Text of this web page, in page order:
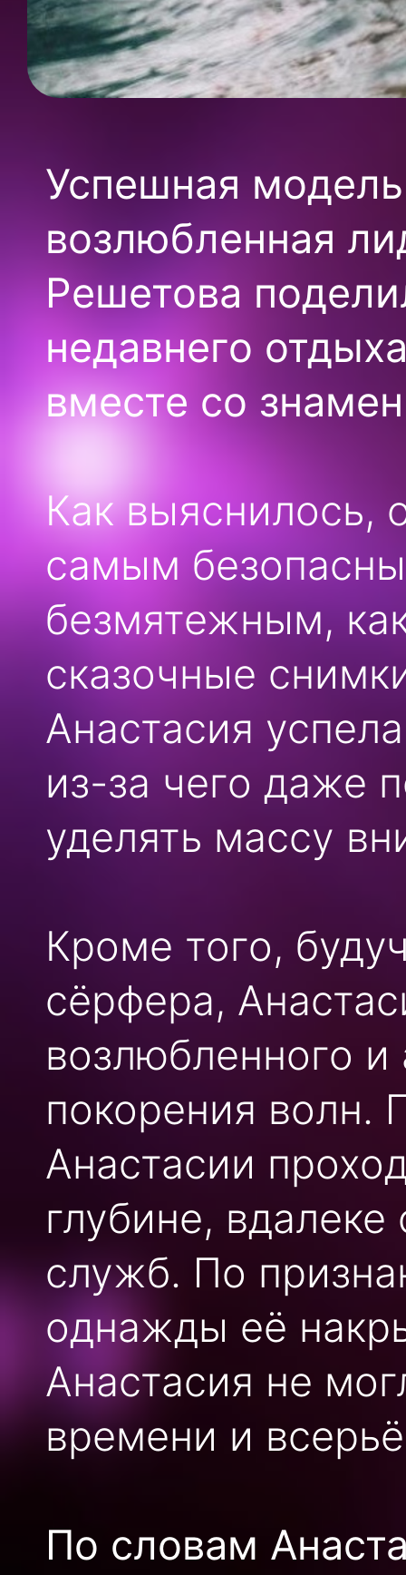
Успешная
возлюбленная
Решетова
недавнего
вместе со
Как выяснилось,
самым
безмятежным,
сказочные
Анастасия
из-за чего даже
уделять массу
Кроме того,
сёрфера,
возлюбленного и
покорения волн.
Анастасии
глубине,
служб. По
однажды её
Анастасия не
времени и
По словам